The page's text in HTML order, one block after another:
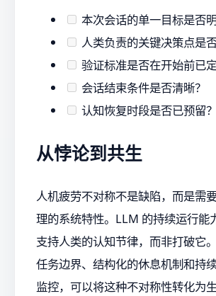
本次会话的单一目标是否明
人类负责的关键决策点是
验证标准是否在开始前已定
会话结束条件是否清晰？
认知恢复时段是否已预留？
从悖论到共生
人机疲劳不对称不是缺陷，而是需
理的系统特性。LLM 的持续运行能
支持人类的认知节律，而非打破它
任务边界、结构化的休息机制和持
监控，可以将这种不对称性转化为